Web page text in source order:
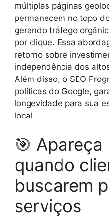
múltiplas páginas
permanecem no topo
gerando tráfego
por clique. Essa
retorno sobre
independência dos
Além disso, o SEO
políticas do Google,
longevidade para sua
local.
🎯
quando
buscarem
serviços